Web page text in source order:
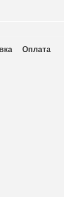
Оплата